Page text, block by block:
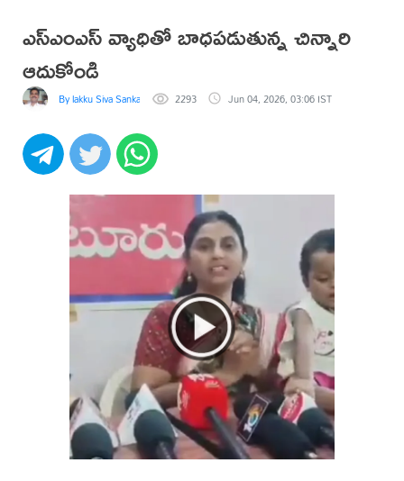
ఎస్ఎంఎస్ వ్యాధితో బాధపడుతున్న చిన్నారి
ఆదుకోండి
By lakku Siva Sankar Reddy 2293 Jun 04, 2026, 03:06 IST